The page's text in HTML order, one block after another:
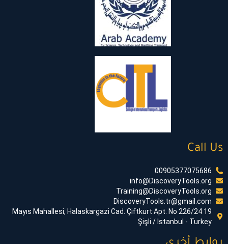
Call Us
00905377075686
info@DiscoveryTools.org
Training@DiscoveryTools.org
DiscoveryTools.tr@gmail.com
19 Mayıs Mahallesi, Halaskargazi Cad. Çiftkurt Apt. No 226/24
Şişli / Istanbul - Turkey